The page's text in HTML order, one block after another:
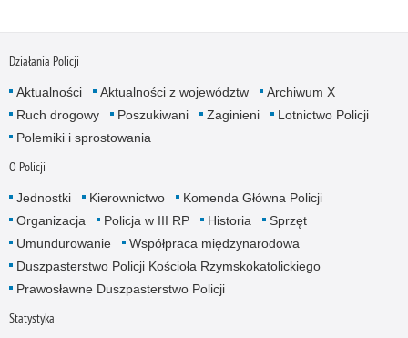
Działania Policji
Aktualności Aktualności z województw
Archiwum X
Ruch drogowy
Poszukiwani Zaginieni
Lotnictwo Policji
Polemiki i sprostowania
O Policji
Jednostki Kierownictwo
Komenda Główna Policji
Organizacja
Policja w III RP Historia
Sprzęt
Umundurowanie
Współpraca międzynarodowa
Duszpasterstwo Policji Kościoła Rzymskokatolickiego
Prawosławne Duszpasterstwo Policji
Statystyka